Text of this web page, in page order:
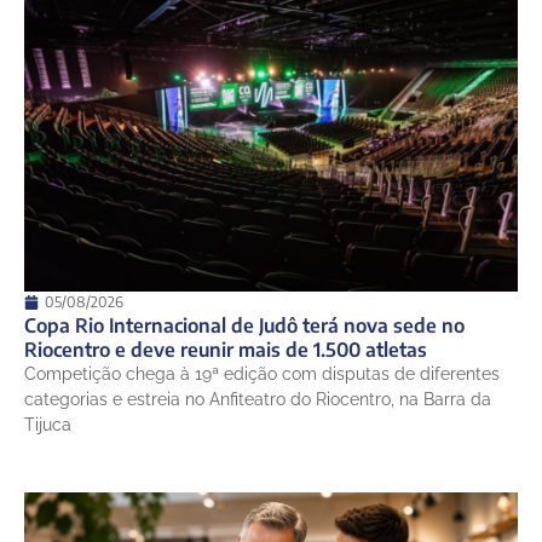
Quarta-Feira 22°
13 de agosto
Quinta-Feira 23° 18°
05/08/2026
Copa Rio Internacional de Judô terá nova sede no
Riocentro e deve reunir mais de 1.500 atletas
Competição chega à 19ª edição com disputas de diferentes
categorias e estreia no Anfiteatro do Riocentro, na Barra da
Tijuca